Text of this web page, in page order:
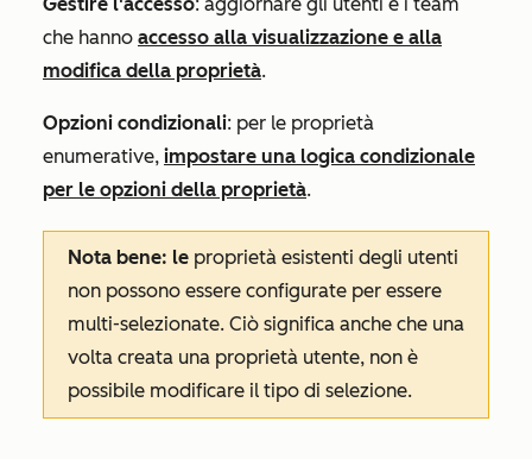
che hanno accesso alla visualizzazione e alla
modifica della proprietà.
Opzioni condizionali: per le proprietà
enumerative, impostare una logica condizionale
per le opzioni della proprietà.
Nota bene: le proprietà esistenti degli utenti
non possono essere configurate per essere
multi-selezionate. Ciò significa anche che una
volta creata una proprietà utente, non è
possibile modificare il tipo di selezione.